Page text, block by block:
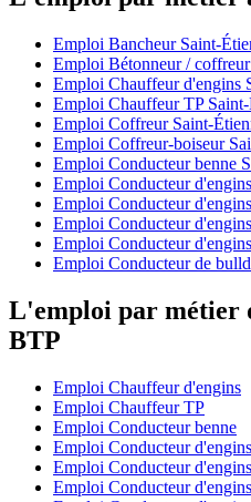
Emploi Bancheur Saint-
Emploi Bétonneur /
Emploi Chauffeur d'engins
Emploi Chauffeur TP
Emploi Coffreur Saint-
Emploi Coffreur-boiseur
Emploi Conducteur benne
Emploi Conducteur
Emploi Conducteur
Emploi Conducteur
Emploi Conducteur
Emploi Conducteur de
L'emploi par métier
BTP
Emploi Chauffeur d'engins
Emploi Chauffeur TP
Emploi Conducteur benne
Emploi Conducteur d'engins
Emploi Conducteur
Emploi Conducteur